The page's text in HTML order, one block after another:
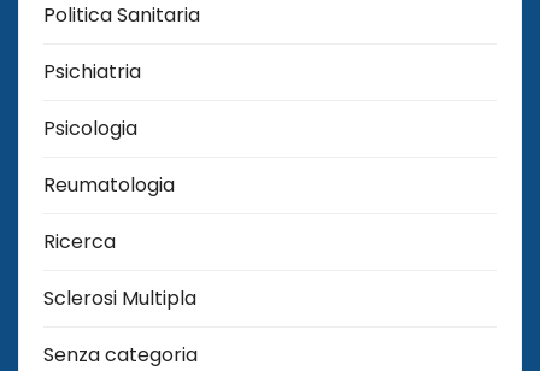
Politica Sanitaria
Psichiatria
Psicologia
Reumatologia
Ricerca
Sclerosi Multipla
Senza categoria